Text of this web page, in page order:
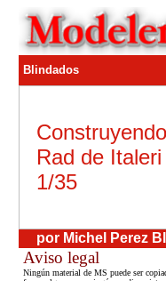
Blindados
Rad de
1/35
por Michel Perez
Aviso legal
Ningún material de MS puede ser